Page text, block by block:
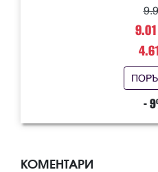
9.01
-
КОМЕНТАРИ